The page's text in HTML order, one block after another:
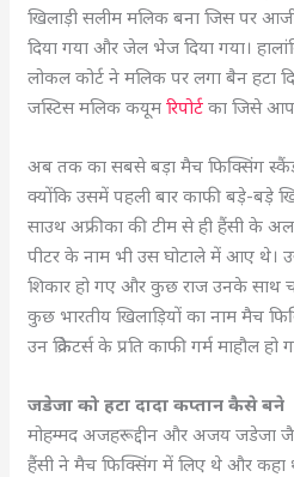
खिलाड़ी सलीम मलिक बना जिस पर
दिया गया और जेल भेज दिया गया।
लोकल कोर्ट ने मलिक पर लगा बैन हटा
जस्टिस मलिक कयूमरिपोर्टका जिसे
अब तक का सबसे बड़ा मैच फिक्सिंग स्कैंडल
क्योंकि उसमें पहली बार काफी बड़े-बड़े
साउथ अफ्रीका की टीम से ही हैंसी के
पीटर के नाम भी उस घोटाले में आए थे। उसी
शिकार हो गए और कुछ राज उनके साथ
कुछ भारतीय खिलाड़ियों का नाम मैच
उन क्रिकेटर्स के प्रति काफी गर्म माहौल हो
जडेजा को हटा दादा कप्तान कैसे बने
मोहम्मद अजहरूद्दीन और अजय जडेजा जैसे
हैंसी ने मैच फिक्सिंग में लिए थे और कहा